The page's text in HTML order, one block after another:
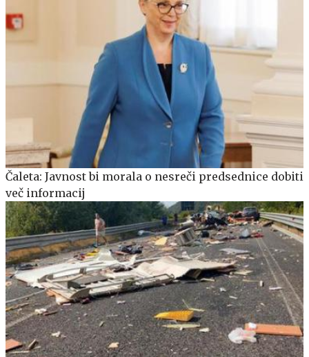
Čaleta: Javnost bi morala o nesreči predsednice dobiti
več informacij